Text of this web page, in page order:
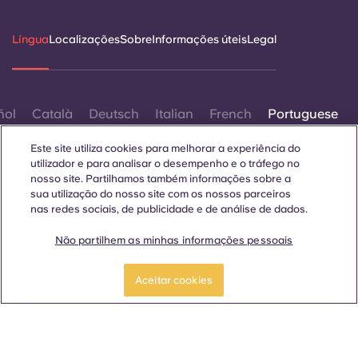
LínguaLocalizaçõesSobreInformações úteisLegal
Català Deutsch Italian French Portuguese
Sempre que palavras que denotam um género específico
Este site utiliza cookies para melhorar a experiência do
utilizador e para analisar o desempenho e o tráfego no
nosso site. Partilhamos também informações sobre a
sua utilização do nosso site com os nossos parceiros
nas redes sociais, de publicidade e de análise de dados.
Não partilhem as minhas informações pessoais
Aceitar cookies